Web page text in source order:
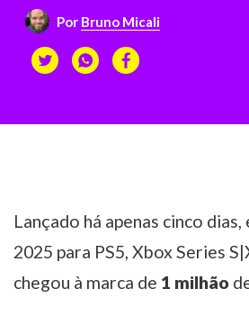
Por Bruno Micali
Lançado há apenas cinco
2025 para PS5, Xbox Series
chegou à marca de 1 milhão